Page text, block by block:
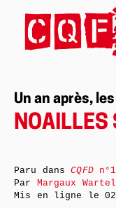
Un an après,
NOAILLES
Paru dansCQFD
Par Margaux
Mis en ligne le